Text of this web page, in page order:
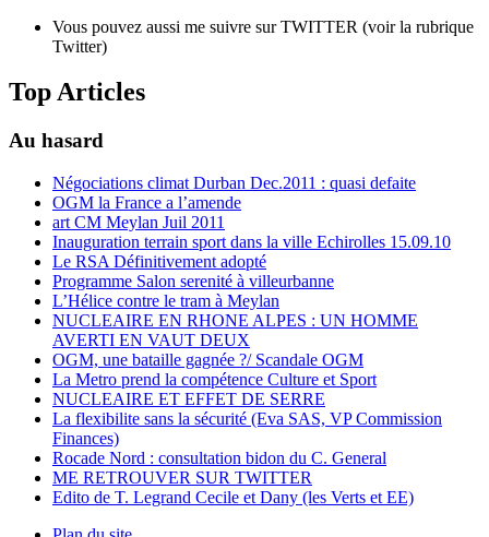
Vous pouvez aussi me suivre sur TWITTER (voir la rubrique
Twitter)
Top Articles
Au hasard
Négociations climat Durban Dec.2011 : quasi defaite
OGM la France a l’amende
art CM Meylan Juil 2011
Inauguration terrain sport dans la ville Echirolles 15.09.10
Le RSA Définitivement adopté
Programme Salon serenité à villeurbanne
L’Hélice contre le tram à Meylan
NUCLEAIRE EN RHONE ALPES : UN HOMME
AVERTI EN VAUT DEUX
OGM, une bataille gagnée ?/ Scandale OGM
La Metro prend la compétence Culture et Sport
NUCLEAIRE ET EFFET DE SERRE
La flexibilite sans la sécurité (Eva SAS, VP Commission
Finances)
Rocade Nord : consultation bidon du C. General
ME RETROUVER SUR TWITTER
Edito de T. Legrand Cecile et Dany (les Verts et EE)